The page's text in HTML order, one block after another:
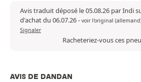
Avis traduit déposé le 05.08.26 par Indi
d'achat du 06.07.26- voir l'original
Signaler
Racheteriez-vous ces
AVIS DE DANDAN